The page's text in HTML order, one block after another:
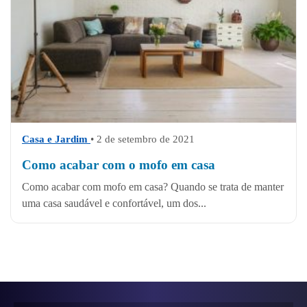
Casa e Jardim • 2 de setembro de 2021
Como acabar com o mofo em casa
Como acabar com mofo em casa? Quando se trata de manter
uma casa saudável e confortável, um dos...